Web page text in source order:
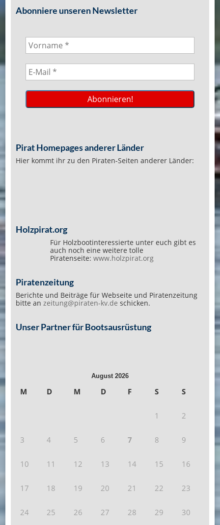
Abonniere unseren Newsletter
Pirat Homepages anderer Länder
Hier kommt ihr zu den Piraten-Seiten anderer Länder:
Holzpirat.org
Für Holzbootinteressierte unter euch gibt es
auch noch eine weitere tolle
Piratenseite: www.holzpirat.org
Piratenzeitung
Berichte und Beiträge für Webseite und Piratenzeitung
bitte an zeitung@piraten-kv.de schicken.
Unser Partner für Bootsausrüstung
August 2026
M D M D F S S
1 2
3 4 5 6 7 8 9
10 11 12 13 14 15 16
17 18 19 20 21 22 23
24 25 26 27 28 29 30